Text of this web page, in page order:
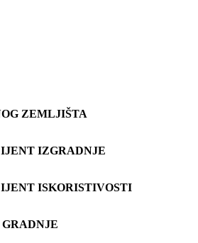
ZEMLJIŠTA
IZGRADNJE
ISKORISTIVOSTI